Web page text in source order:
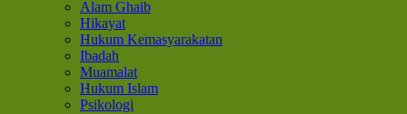
Alam Ghaib
Hikayat
Hukum Kemasyarakatan
Ibadah
Muamalat
Hukum Islam
Psikologi